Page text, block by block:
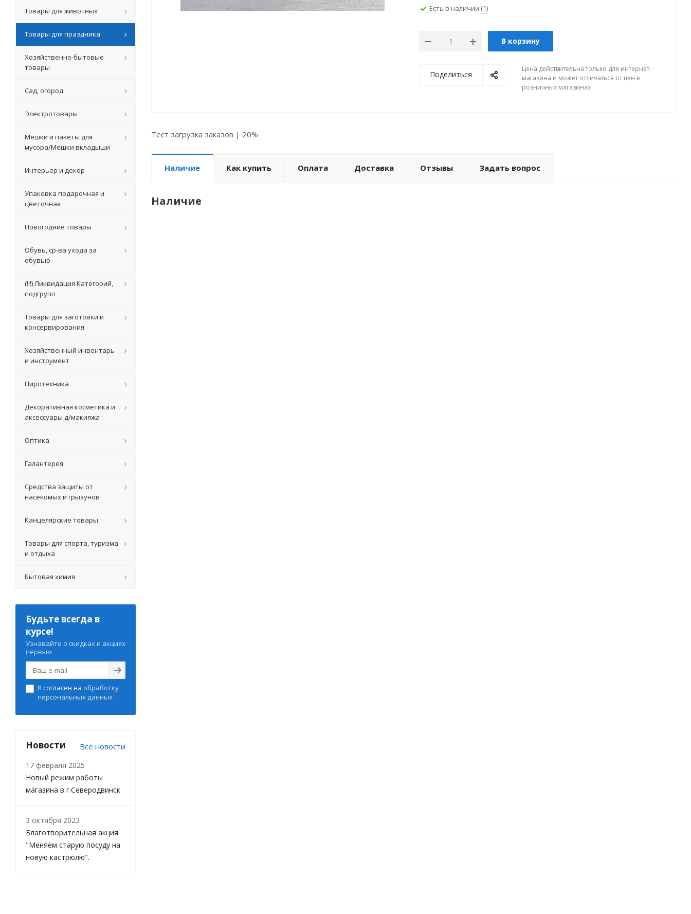
Есть в наличии (1)
В корзину
Поделиться
Цена действительна только для интернет-
магазина и может отличаться от цен в
розничных магазинах
Тест загрузка заказов | 20%
Наличие Как купить Оплата Доставка Отзывы Задать вопрос
Наличие
Товары для животных
Товары для праздника
Хозяйственно-бытовые
товары
Сад, огород
Электротовары
Мешки и пакеты для
мусора/Мешки вкладыши
Интерьер и декор
Упаковка подарочная и
цветочная
Новогодние товары
Обувь, ср-ва ухода за
обувью
(!!!) Ликвидация Категорий,
подгрупп
Товары для заготовки и
консервирования
Хозяйственный инвентарь
и инструмент
Пиротехника
Декоративная косметика и
аксессуары д/макияжа
Оптика
Галантерея
Средства защиты от
насекомых и грызунов
Канцелярские товары
Товары для спорта, туризма
и отдыха
Бытовая химия
Будьте всегда в
курсе!
Узнавайте о скидках и акциях
первым
Я согласен на обработку
персональных данных
Новости Все новости
17 февраля 2025
Новый режим работы
магазина в г.Северодвинск
3 октября 2023
Благотворительная акция
"Меняем старую посуду на
новую кастрюлю".